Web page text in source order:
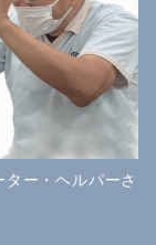
ー・ヘルパーさ